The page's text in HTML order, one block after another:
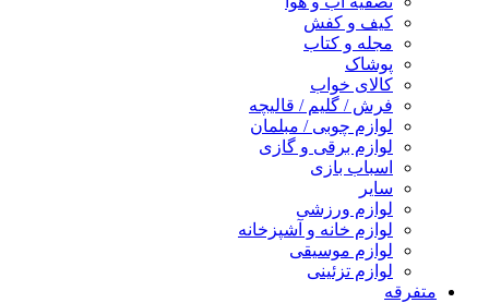
کیف و کفش
مجله و کتاب
پوشاک
کالای خواب
فرش / گلیم / قالیچه
لوازم چوبی / مبلمان
لوازم برقی و گازی
اسباب بازی
سایر
لوازم ورزشی
لوازم خانه و آشپزخانه
لوازم موسیقی
لوازم تزئینی
متفرقه